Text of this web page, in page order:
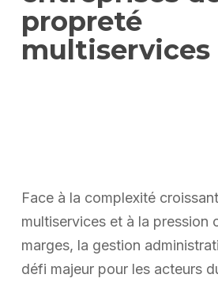
propreté
multiservices
Face à la complexité
multiservices et à la pression
marges, la gestion
défi majeur pour les acteurs